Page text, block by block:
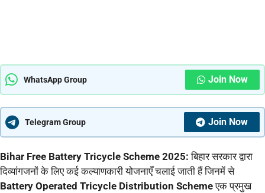
WhatsApp Group Join Now
Telegram Group Join Now
Bihar Free Battery Tricycle Scheme 2025: बिहार सरकार द्वारा
दिव्यांगजनों के लिए कई कल्याणकारी योजनाएँ चलाई जाती हैं जिनमें से
Battery Operated Tricycle Distribution Schemeएक प्रमुख